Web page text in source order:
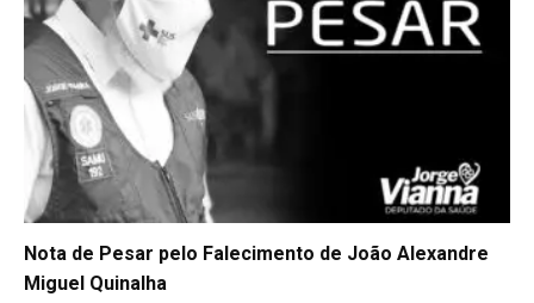
Nota de Pesar pelo Falecimento de João Alexandre
Miguel Quinalha